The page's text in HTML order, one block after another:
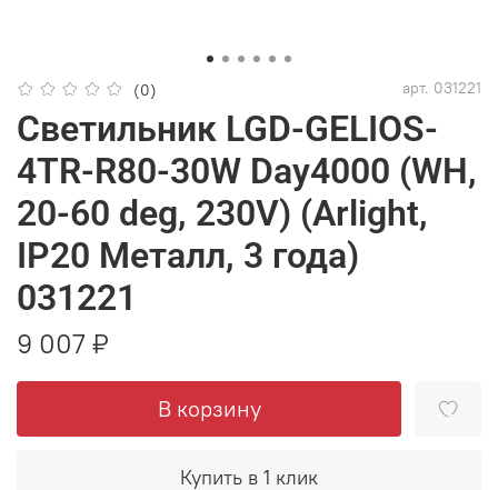
(0) арт. 031221
Светильник LGD-GELIOS-
4TR-R80-30W Day4000 (WH,
20-60 deg, 230V) (Arlight,
IP20 Металл, 3 года)
031221
9 007 ₽
В корзину
Купить в 1 клик